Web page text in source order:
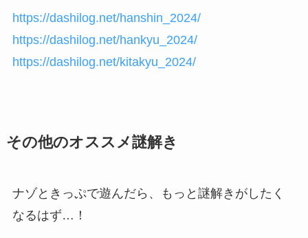
https://dashilog.net/hanshin_2024/
https://dashilog.net/hankyu_2024/
https://dashilog.net/kitakyu_2024/
その他のオススメ謎解き
ナゾときっぷで遊んだら、もっと謎解きがしたく
なるはず…！